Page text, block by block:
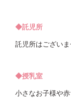
◆託児所
託児所はございま
◆授乳室
小さなお子様や